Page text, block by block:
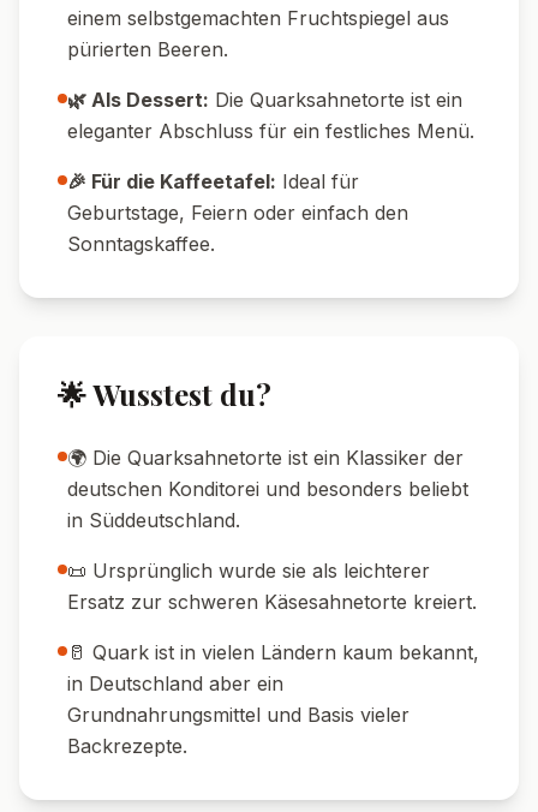
einem selbstgemachten Fruchtspiegel aus
pürierten Beeren.
🌿 Als Dessert: Die Quarksahnetorte ist ein
eleganter Abschluss für ein festliches Menü.
🎉 Für die Kaffeetafel: Ideal für
Geburtstage, Feiern oder einfach den
Sonntagskaffee.
🌟 Wusstest du?
🌍 Die Quarksahnetorte ist ein Klassiker der
deutschen Konditorei und besonders beliebt
in Süddeutschland.
📜 Ursprünglich wurde sie als leichterer
Ersatz zur schweren Käsesahnetorte kreiert.
🥛 Quark ist in vielen Ländern kaum bekannt,
in Deutschland aber ein
Grundnahrungsmittel und Basis vieler
Backrezepte.